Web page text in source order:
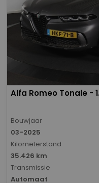
Alfa Romeo Tonale -
Bouwjaar
03-2025
Kilometerstand
35.426 km
Transmissie
Automaat